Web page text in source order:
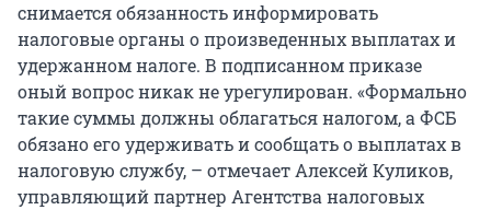
снимается обязанность информировать
налоговые органы о произведенных выплатах и
удержанном налоге. В подписанном приказе
оный вопрос никак не урегулирован. «Формально
такие суммы должны облагаться налогом, а ФСБ
обязано его удерживать и сообщать о выплатах в
налоговую службу, – отмечает Алексей Куликов,
управляющий партнер Агентства налоговых